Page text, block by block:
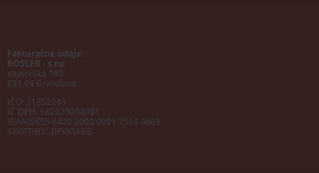
Fakturačné údaje:
ROSLER - s.r.o.
Vajnorská 140
831 04 Bratislava
IČO: 31352243
IČ DPH: SK2020294991
IBAN:SK55 8420 0000 0001 7514 0603
SWIFT/BIC:BFKKSKBB